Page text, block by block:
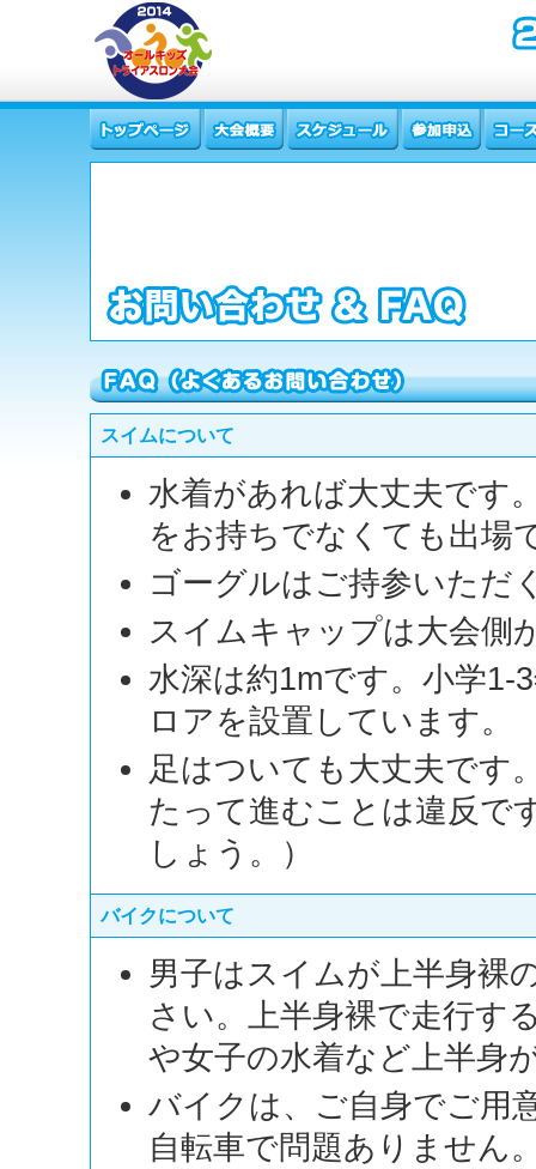
スイムについて
水着があれば大丈夫です
をお持ちでなくても出場
ゴーグルはご持参いただ
スイムキャップは大会側
水深は約1mです。小学1-
ロアを設置しています。
足はついても大丈夫です
たって進むことは違反で
しょう。）
バイクについて
男子はスイムが上半身裸
さい。上半身裸で走行す
や女子の水着など上半身
バイクは、ご自身でご用
自転車で問題ありません